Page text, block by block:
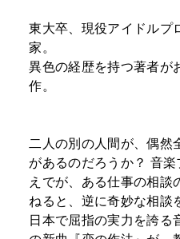
東大卒、現役アイドルプ
家。
異色の経歴を持つ著者が
作。
二人の別の人間が、偶然
があるのだろうか？ 音
えでが、ある仕事の相
ねると、逆に奇妙な相談
日本で屈指の実力を誇る